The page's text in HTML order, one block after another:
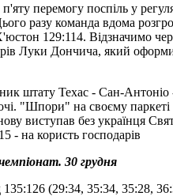
перемогу поспіль у
разу команда вдома
129:114. Відзначимо
Луки Дончича, який
штату Техас - Сан-Антоніо
"Шпори" на своєму паркеті
виступав без українця
- на користь господарів
30 грудня
135:126 (29:34, 35:34, 35:28,